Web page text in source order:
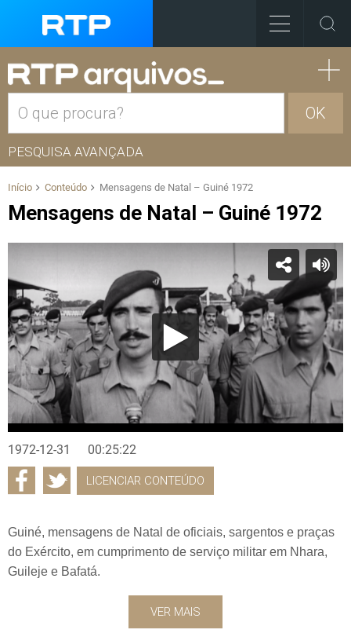
OK
PESQUISA AVANÇADA
Início Conteúdo Mensagens de Natal – Guiné 1972
Mensagens de Natal – Guiné 1972
1972-12-31 00:25:22
LICENCIAR CONTEÚDO
Guiné, mensagens de Natal de oficiais, sargentos e praças
do Exército, em cumprimento de serviço militar em Nhara,
Guileje e Bafatá.
VER MAIS